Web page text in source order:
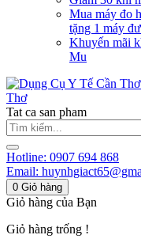
Mua máy đo
tặng 1 máy
Khuyến mãi
Mu
Thơ
Tat ca san pham
Hotline: 0907 694 868
Email:
0 Giỏ hàng
Giỏ hàng của Bạn
Giỏ hàng trống !